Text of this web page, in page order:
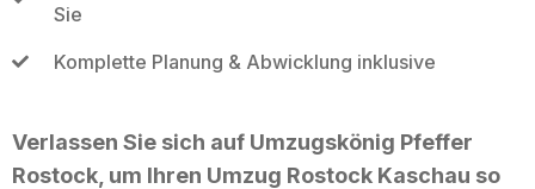
Sie
Komplette Planung & Abwicklung inklusive
Verlassen Sie sich auf Umzugskönig Pfeffer
Rostock, um Ihren Umzug Rostock Kaschau so